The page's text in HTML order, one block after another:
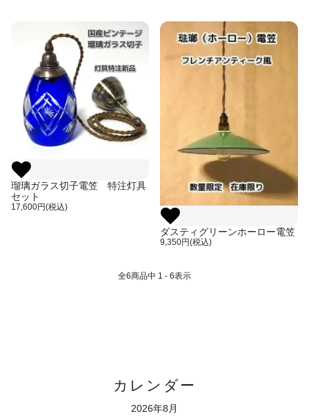
瑠璃ガラス切子電笠 特注灯具
セット
17,600円(税込)
ダスティグリーンホーロー電笠
9,350円(税込)
全6商品中 1 - 6表示
カレンダー
2026年8月